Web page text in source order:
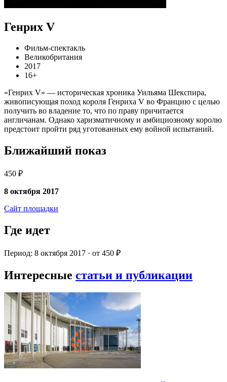
Генрих V
Фильм-спектакль
Великобритания
2017
16+
«Генрих V» — историческая хроника Уильяма Шекспира,
живописующая поход короля Генриха V во Францию с целью
получить во владение то, что по праву причитается
англичанам. Однако харизматичному и амбициозному королю
предстоит пройти ряд уготованных ему войной испытаний.
Ближайший показ
450 ₽
8 октября 2017
Сайт площадки
Где идет
Период: 8 октября 2017 · от 450 ₽
Интересные статьи и публикации